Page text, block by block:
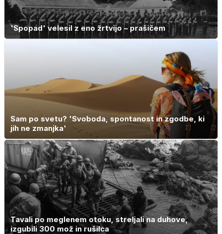
'Spopad' velesil z eno žrtvijo – prašičem
Sam po svetu? 'Svoboda, spontanost in zgodbe, ki
jih ne zmanjka'
Tavali po meglenem otoku, streljali na duhove,
izgubili 300 mož in rušilca